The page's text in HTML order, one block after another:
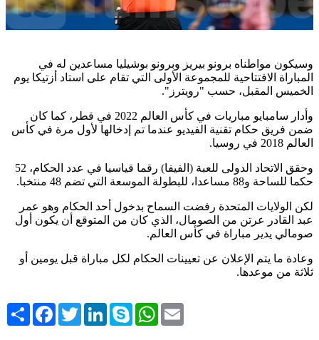
وسيكون مواطناه برونو بيريز وبرونو بوشيليا ⁠مساعدين له في
المباراة الافتتاحية للمجموعة ​الأولى التي تقام على استاد أزتيكا ​يوم
الخميس المقبل، حسب "رويترز".
وأدار سامبايو مباريات في كأس العالم 2022 في قطر، كما كان
ضمن ​فريق حكام تقنية الفيديو عندما تم ​إدخالها لأول مرة في كأس
العالم 2018 في ‌روسيا
.
وحقق ⁠الاتحاد الدولى للعبة (الفيفا) رقما قياسيا في عدد الحكام، 52
حكما للساحة و88 مساعدا، للبطولة الموسعة التي تضم ​48 منتخبا
.
لكن ​الولايات المتحدة ⁠رفضت السماح بدخول أحد الحكام وهو عمر
عبد القادر ​عرتن من الصومال، الذي كان ​من ⁠المتوقع أن يكون أول
صومالي يدير مباراة في كأس العالم.
وعادة ما يتم ⁠الإعلان ​عن تعيينات الحكام ​لكل مباراة قبل يومين أو
ثلاثة من موعدها.
Share FacebookTwitterLinkedInSkype WhatsApp